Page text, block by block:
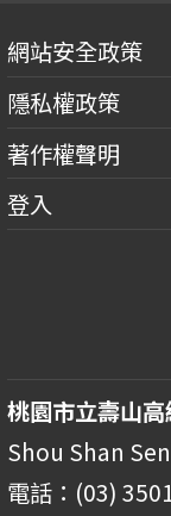
網站安全政策
隱私權政策
著作權聲明
登入
桃園市立壽山
Shou Shan
電話：(03)